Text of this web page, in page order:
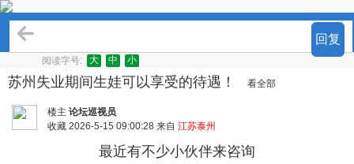
回复
阅读字号: 大 中 小
苏州失业期间生娃可以享受的待遇！ 看全部
楼主 论坛巡视员
收藏 2026-5-15 09:00:28 来自 江苏泰州
最近有不少小伙伴来咨询